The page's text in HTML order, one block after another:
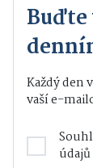
Buďte
Každý den
vaší e-
údajů